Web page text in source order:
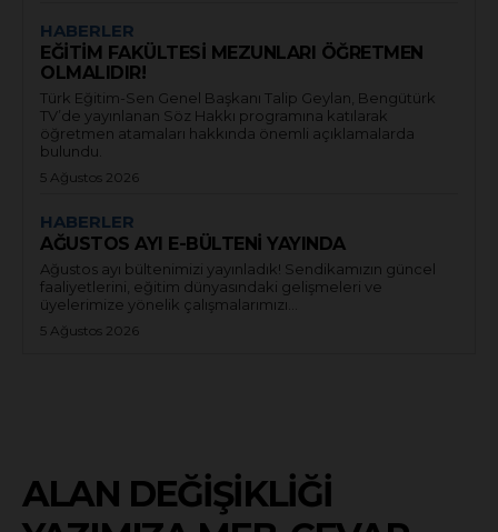
HABERLER
EĞİTİM FAKÜLTESİ MEZUNLARI ÖĞRETMEN
OLMALIDIR!
Türk Eğitim-Sen Genel Başkanı Talip Geylan, Bengütürk
TV’de yayınlanan Söz Hakkı programına katılarak
öğretmen atamaları hakkında önemli açıklamalarda
bulundu.
5 Ağustos 2026
HABERLER
AĞUSTOS AYI E-BÜLTENİ YAYINDA
Ağustos ayı bültenimizi yayınladık! Sendikamızın güncel
faaliyetlerini, eğitim dünyasındaki gelişmeleri ve
üyelerimize yönelik çalışmalarımızı...
5 Ağustos 2026